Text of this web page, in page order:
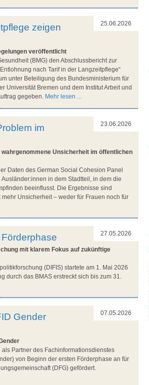
25.06.2026
zeigen
veröffentlicht
(BMG) den Abschlussbericht zur
nach Tarif in der Langzeitpflege“
unter Beteiligung des Bundesministerium für
Universität Bremen und dem Institut Arbeit und
gegeben. Mehr lesen ...
23.06.2026
im
Unsicherheit im öffentlichen
Daten des German Social Cohesion Panel
in dem Stadtteil, in dem die
beeinflusst. Die Ergebnisse sind
Unsicherheit – weder für Frauen noch für
27.05.2026
mit klarem Fokus auf zukünftige
(DIFIS) startete am 1. Mai 2026
durch das BMAS erstreckt sich bis zum 31.
07.05.2026
Gender
Partner des Fachinformationsdienstes
von Beginn der ersten Förderphase an für
(DFG) gefördert.